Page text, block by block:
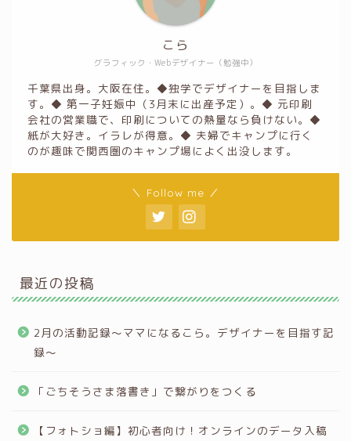
グラフィック・Webデザイナー（勉強中）
こら
千葉県出身。大阪在住。◆独学でデザイナーを目指しま
す。◆ 第一子妊娠中（3月末に出産予定）。◆ 元印刷
会社の営業職で、印刷についての熱量なら負けない。◆
紙が大好き。イラレが得意。◆ 夫婦でキャンプに行く
のが趣味で関西圏のキャンプ場によく出没します。
＼ Follow me ／
最近の投稿
2月の活動記録〜ママになるこら。デザイナーを目指す記
録〜
「ごちそうさま落書き」で繋がりをつくる
【フォトショ編】初心者向け！オンラインのデータ入稿